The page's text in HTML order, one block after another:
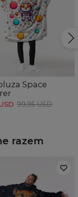
Space
99,95 USD
razem